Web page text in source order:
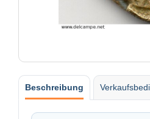
Beschreibung